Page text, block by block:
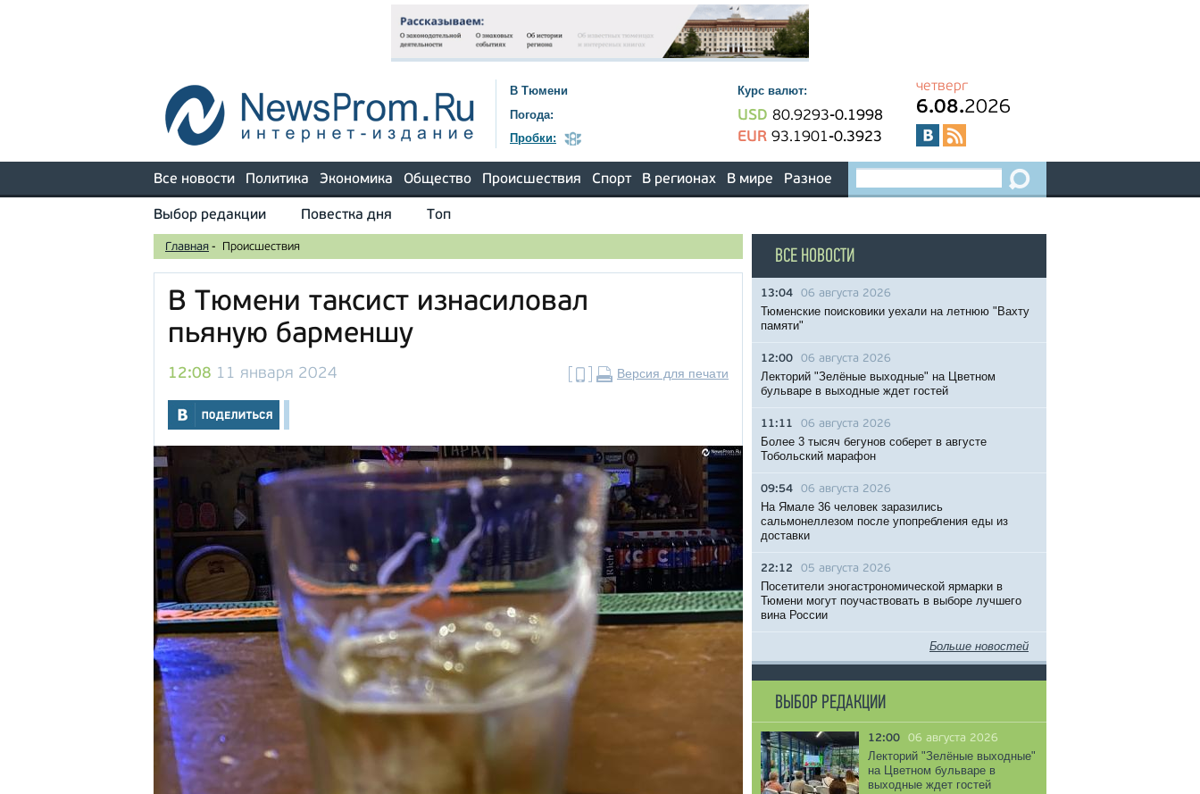
В Тюмени
Погода:
Пробки:
Курс валют:
USD 80.9293-0.1998
EUR 93.1901-0.3923
четверг
6.08.2026
Все новости Политика Экономика Общество Происшествия Спорт В регионах В мире Разное
Выбор редакции Повестка дня Топ
Главная - Происшествия
В Тюмени таксист изнасиловал
пьяную барменшу
12:08 11 января 2024 Версия для печати
ВСЕ НОВОСТИ
13:04 06 августа 2026
Тюменские поисковики уехали на летнюю "Вахту
памяти"
12:00 06 августа 2026
Лекторий "Зелёные выходные" на Цветном
бульваре в выходные ждет гостей
11:11 06 августа 2026
Более 3 тысяч бегунов соберет в августе
Тобольский марафон
09:54 06 августа 2026
На Ямале 36 человек заразились
сальмонеллезом после упопребления еды из
доставки
22:12 05 августа 2026
Посетители эногастрономической ярмарки в
Тюмени могут поучаствовать в выборе лучшего
вина России
Больше новостей
ВЫБОР РЕДАКЦИИ
12:00 06 августа 2026
Лекторий "Зелёные выходные"
на Цветном бульваре в
выходные ждет гостей